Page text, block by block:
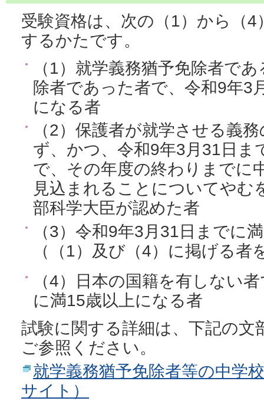
受験資格は、次の（1）から（
するかたです。
（1）就学義務猶予免除者で
除者であった者で、令和9年3
になる者
（2）保護者が就学させる義
ず、かつ、令和9年3月31日ま
で、その年度の終わりまでに
見込まれることについてやむ
部科学大臣が認めた者
（3）令和9年3月31日までに
（（1）及び（4）に掲げる者
（4）日本の国籍を有しない
に満15歳以上になる者
試験に関する詳細は、下記の文
ご参照ください。
就学義務猶予免除者等の中学
サイト）